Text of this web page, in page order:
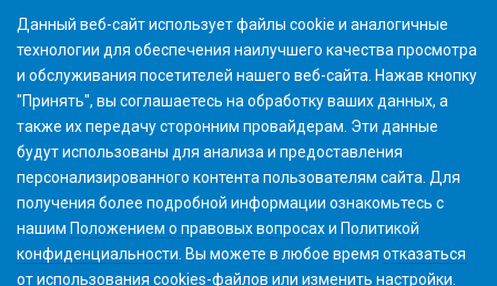
Данный веб-сайт использует файлы cookie и аналогичные
технологии для обеспечения наилучшего качества просмотра
и обслуживания посетителей нашего веб-сайта. Нажав кнопку
"Принять", вы соглашаетесь на обработку ваших данных, а
также их передачу сторонним провайдерам. Эти данные
будут использованы для анализа и предоставления
персонализированного контента пользователям сайта. Для
получения более подробной информации ознакомьтесь с
нашим Положением о правовых вопросахи Политикой
конфиденциальности . Вы можете в любое время отказаться
от использования cookies-файлов или изменить настройки